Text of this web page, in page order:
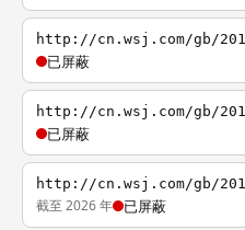
http://cn.wsj.com/gb/
已屏蔽
http://cn.wsj.com/gb/
已屏蔽
http://cn.wsj.com/gb/
截至 2026 年 已屏蔽